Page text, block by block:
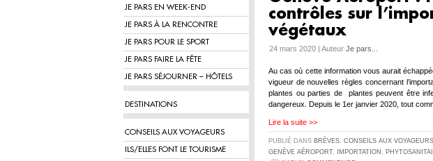
JE PARS EN WEEK-END
JE PARS À LA RENCONTRE
JE PARS POUR LE SPORT
JE PARS FAIRE LA FÊTE
JE PARS SÉJOURNER – HÔTELS
DESTINATIONS
CONSEILS AUX VOYAGEURS
ILS/ELLES FONT LE TOURISME
contrôles sur
végétaux
24 mars 2020 | Auteur Je pars...
Au cas où cette information vous aurait
vigueur de nouvelles règles concernant
plantes ou parties de plantes peuvent être
dangereux. Depuis le 1er janvier 2020, tout
Lire la suite >>
PUBLIÉ DANS BRÈVES, CONSEILS AUX VOYAGEURS
GENÈVE AÉROPORT, IMPORTATION ,